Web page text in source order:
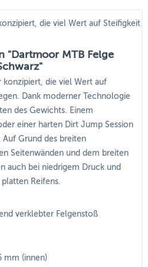
die viel Wert auf Steifigkeit
"Dartmoor MTB Felge
konzipiert, die viel Wert auf
Dank moderner Technologie
des Gewichts. Einem
einer harten Dirt Jump Session
Grund des breiten
Seitenwänden und dem breiten
auch bei niedrigem Druck und
Reifens.
verklebter Felgenstoß
mm (innen)